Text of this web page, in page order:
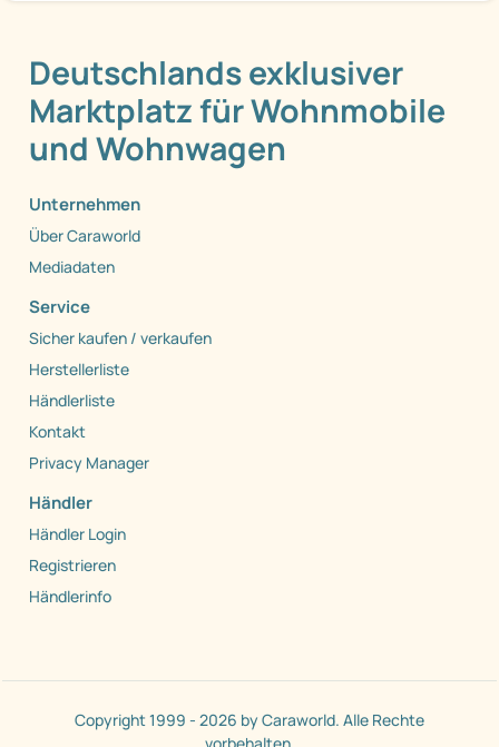
Deutschlands exklusiver
Marktplatz für Wohnmobile
und Wohnwagen
Unternehmen
Über Caraworld
Mediadaten
Service
Sicher kaufen / verkaufen
Herstellerliste
Händlerliste
Kontakt
Privacy Manager
Händler
Händler Login
Registrieren
Händlerinfo
Copyright 1999 - 2026 by Caraworld. Alle Rechte